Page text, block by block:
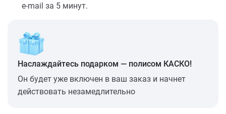
e-mail за 5 минут.
Наслаждайтесь подарком — полисом КАСКО!
Он будет уже включен в ваш заказ и начнет
действовать незамедлительно